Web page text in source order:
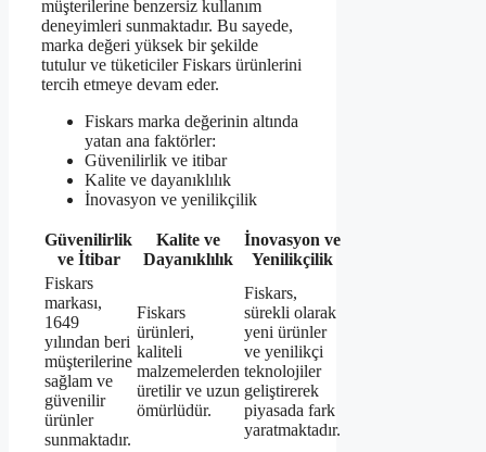
müşterilerine benzersiz kullanım
deneyimleri sunmaktadır. Bu sayede,
marka değeri yüksek bir şekilde
tutulur ve tüketiciler Fiskars ürünlerini
tercih etmeye devam eder.
Fiskars marka değerinin altında
yatan ana faktörler:
Güvenilirlik ve itibar
Kalite ve dayanıklılık
İnovasyon ve yenilikçilik
Güvenilirlik
ve İtibar
Kalite ve
Dayanıklılık
İnovasyon ve
Yenilikçilik
Fiskars
markası,
1649
yılından beri
müşterilerine
sağlam ve
güvenilir
ürünler
sunmaktadır.
Fiskars
ürünleri,
kaliteli
malzemelerden
üretilir ve uzun
ömürlüdür.
Fiskars,
sürekli olarak
yeni ürünler
ve yenilikçi
teknolojiler
geliştirerek
piyasada fark
yaratmaktadır.